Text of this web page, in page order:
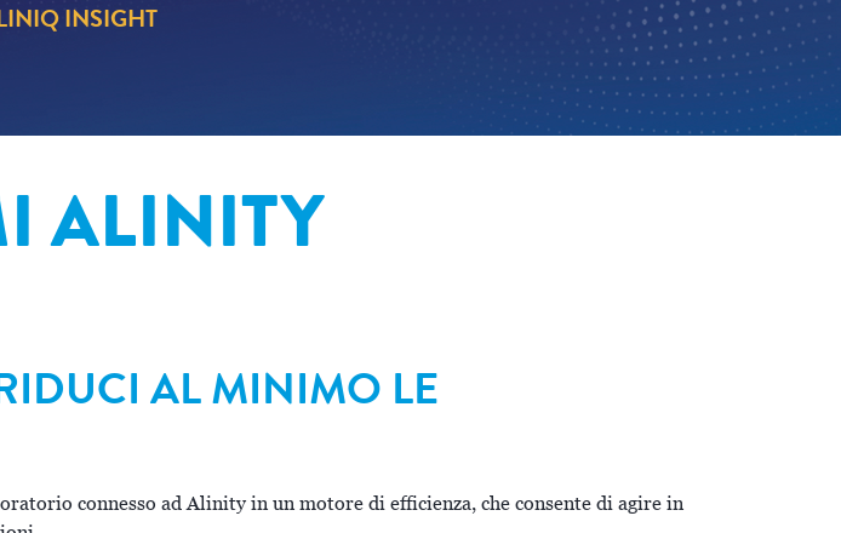
INSIGHT
ALINITY
AL MINIMO LE
connesso ad Alinity in un motore di efficienza, che consente di agire in